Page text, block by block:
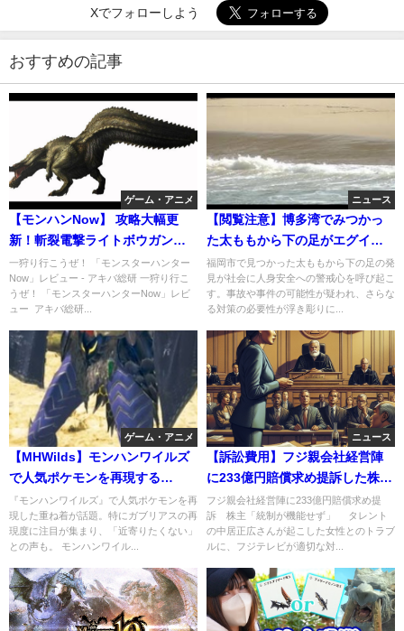
Xでフォローしよう
おすすめの記事
ゲーム・アニメ
【モンハンNow】 攻略大幅更
新！斬裂電撃ライトボウガン装
備で終盤まで最強武器になる
一狩り行こうぜ！ 「モンスターハンター
Now」レビュー - アキバ総研 一狩り行こ
うぜ！ 「モンスターハンターNow」レビ
ュー アキバ総研...
ニュース
【閲覧注意】博多湾でみつかっ
た太ももから下の足がエグイ！
長さ約67センチの人の右足がこ
ちらです！上げられた状態
福岡市で見つかった太ももから下の足の発
見が社会に人身安全への警戒心を呼び起こ
す。事故や事件の可能性が疑われ、さらな
る対策の必要性が浮き彫りに...
ゲーム・アニメ
【MHWilds】モンハンワイルズ
で人気ポケモンを再現する
と…… 衝撃の見た目に「すげ
え」の声
『モンハンワイルズ』で人気ポケモンを再
現した重ね着が話題。特にガブリアスの再
現度に注目が集まり、「近寄りたくない」
との声も。 モンハンワイル...
ニュース
【訴訟費用】フジ親会社経営陣
に233億円賠償求め提訴した株
主。申立手数料はなんと２千万
円超！
フジ親会社経営陣に233億円賠償求め提
訴 株主「統制が機能せず」 タレント
の中居正広さんが起こした女性とのトラブ
ルに、フジテレビが適切な対...